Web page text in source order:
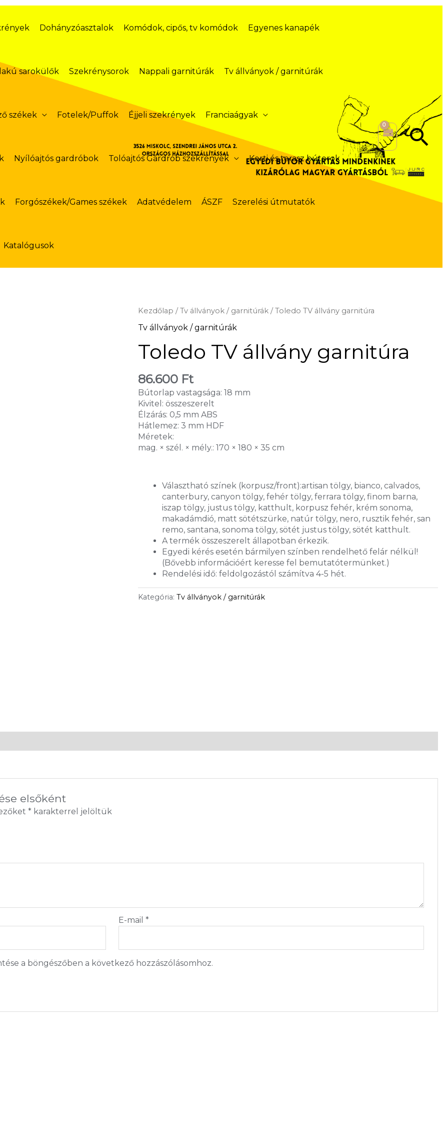
Dohányzóasztalok Komódok, cipős, tv komódok Egyenes kanapék
sarokülők Szekrénysorok Nappali garnitúrák Tv állványok / garnitúrák
székek Fotelek/Puffok Éjjeli szekrények Franciaágyak
Nyílóajtós gardróbok Tolóajtós Gardrób szekrények Kerti és terasz bútorok
Forgószékek/Games székek Adatvédelem ÁSZF Szerelési útmutatók
Katalógusok
Kezdőlap /Tv állványok / garnitúrák / Toledo TV állvány garnitúra
Tv állványok / garnitúrák
Toledo TV állvány garnitúra
86.600 Ft
Bútorlap vastagsága: 18 mm
Kivitel: összeszerelt
Élzárás: 0,5 mm ABS
Hátlemez: 3 mm HDF
Méretek:
mag. × szél. × mély.: 170 × 180 × 35 cm
Választható színek (korpusz/front):artisan tölgy, bianco, calvados,
canterbury, canyon tölgy, fehér tölgy, ferrara tölgy, finom barna,
iszap tölgy, justus tölgy, katthult, korpusz fehér, krém sonoma,
makadámdió, matt sötétszürke, natúr tölgy, nero, rusztik fehér, san
remo, santana, sonoma tölgy, sötét justus tölgy, sötét katthult.
A termék összeszerelt állapotban érkezik.
Egyedi kérés esetén bármilyen színben rendelhető felár nélkül!
(Bővebb információért keresse fel bemutatótermünket.)
Rendelési idő: feldolgozástól számítva 4-5 hét.
Kategória:Tv állványok / garnitúrák
elsőként
*karakterrel jelöltük
E-mail *
a böngészőben a következő hozzászólásomhoz.